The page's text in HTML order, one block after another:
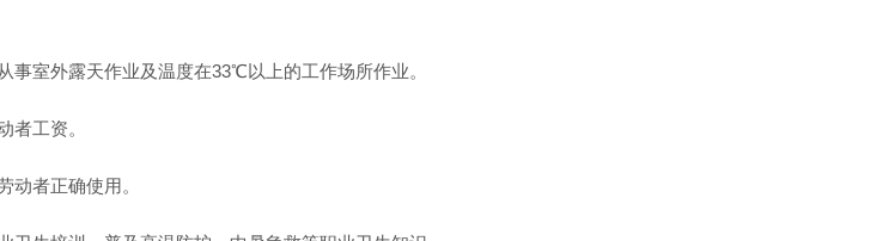
事室外露天作业及温度在33℃以上的工作场所作业。
者工资。
者正确使用。